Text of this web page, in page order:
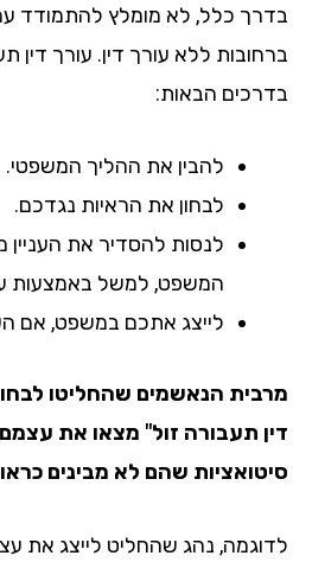
כלל, לא מומלץ להתמודד עם
ללא עורך דין. עורך דין
הבאות:
להבין את ההליך המשפטי.
לבחון את הראיות נגדכם.
לנסות להסדיר את העניין מחוץ
המשפט, למשל באמצעות עסקת
לייצג אתכם במשפט, אם העניין
הנאשמים שהחליטו לבחור
תעבורה זול" מצאו את עצמם
שהם לא מבינים כראוי.
נהג שהחליט לייצג את עצמו